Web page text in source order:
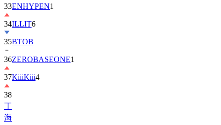
33ENHYPEN1
34ILLIT6
35BTOB
36ZEROBASEONE1
37KiiiKiii4
38
丁
海